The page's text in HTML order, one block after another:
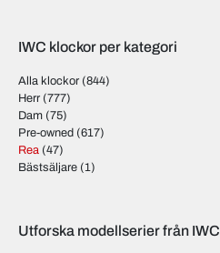
IWC klockor per kategori
Alla klockor (844)
Herr (777)
Dam (75)
Pre-owned (617)
Rea (47)
Bästsäljare (1)
Utforska modellserier från IWC